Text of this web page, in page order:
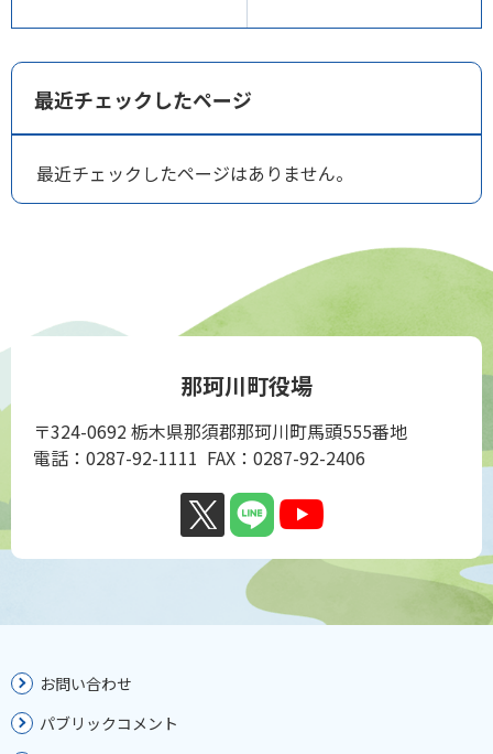
最近チェックしたページ
最近チェックしたページはありません。
那珂川町役場
〒324-0692 栃木県那須郡那珂川町馬頭555番地
電話：0287-92-1111 FAX：0287-92-2406
お問い合わせ
パブリックコメント